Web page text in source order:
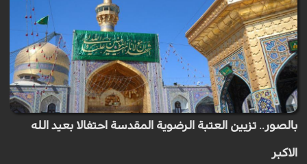
بالصور.. تزيين العتبة الرضوية المقدسة احتفالا بعيد الله
الاكبر